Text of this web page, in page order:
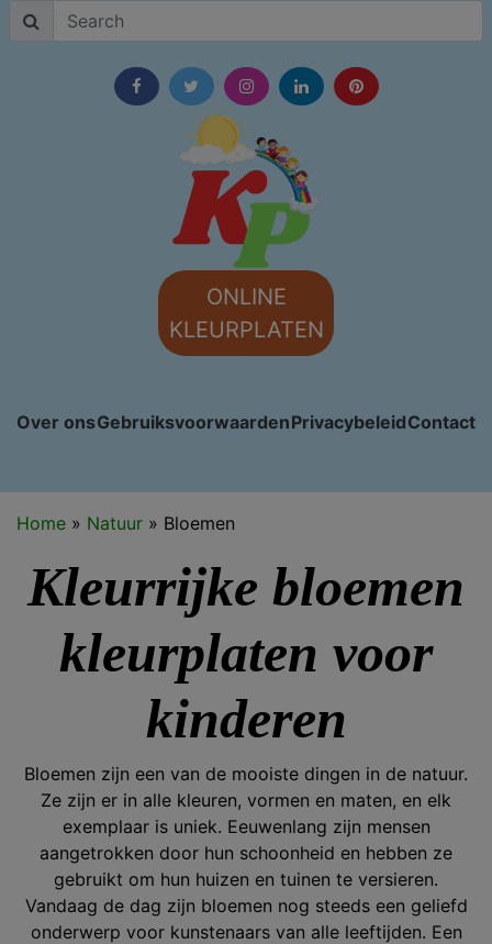
ONLINE
KLEURPLATEN
Over onsGebruiksvoorwaardenPrivacybeleidContact
Home » Natuur » Bloemen
Kleurrijke bloemen
kleurplaten voor
kinderen
Bloemen zijn een van de mooiste dingen in de natuur.
Ze zijn er in alle kleuren, vormen en maten, en elk
exemplaar is uniek. Eeuwenlang zijn mensen
aangetrokken door hun schoonheid en hebben ze
gebruikt om hun huizen en tuinen te versieren.
Vandaag de dag zijn bloemen nog steeds een geliefd
onderwerp voor kunstenaars van alle leeftijden. Een